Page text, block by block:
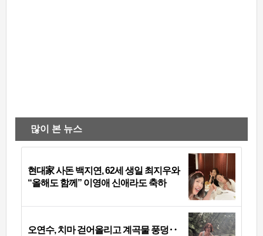
많이 본 뉴스
현대家 사돈 백지연, 62세 생일 최지우와
“올해도 함께” 이영애 신애라도 축하
오연수, 치마 걷어올리고 계곡물 풍덩‥